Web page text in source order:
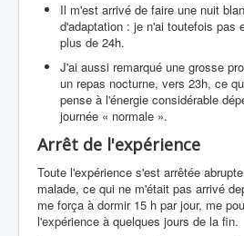
Il m'est arrivé de faire une nuit
d'adaptation : je n'ai toutefois pas
plus de 24h.
J'ai aussi remarqué une grosse
un repas nocturne, vers 23h, ce
pense à l'énergie considérable
journée « normale ».
Arrêt de l'expérience
Toute l'expérience s'est arrêtée
malade, ce qui ne m'était pas arrivé
me força à dormir 15 h par jour, me
l'expérience à quelques jours de la fin.